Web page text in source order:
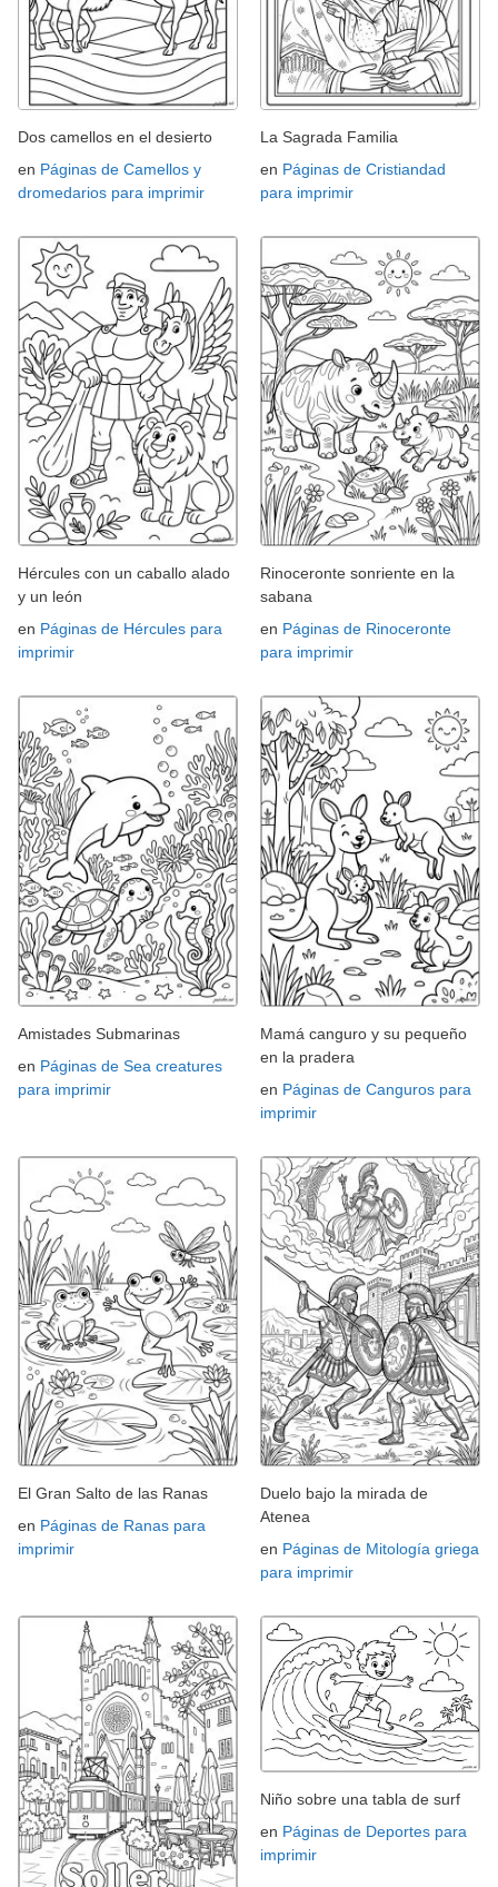
Dos camellos en el desierto
en Páginas de Camellos y
dromedarios para imprimir
La Sagrada Familia
en Páginas de Cristiandad
para imprimir
Hércules con un caballo alado
y un león
en Páginas de Hércules para
imprimir
Rinoceronte sonriente en la
sabana
en Páginas de Rinoceronte
para imprimir
Amistades Submarinas
en Páginas de Sea creatures
para imprimir
Mamá canguro y su pequeño
en la pradera
en Páginas de Canguros para
imprimir
El Gran Salto de las Ranas
en Páginas de Ranas para
imprimir
Duelo bajo la mirada de
Atenea
en Páginas de Mitología griega
para imprimir
Niño sobre una tabla de surf
en Páginas de Deportes para
imprimir